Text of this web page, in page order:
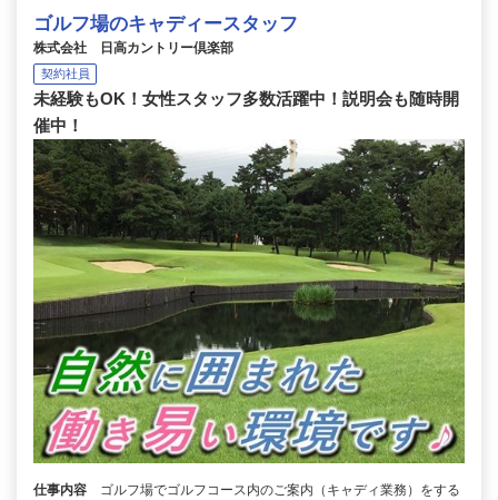
ゴルフ場のキャディースタッフ
株式会社 日高カントリー倶楽部
契約社員
未経験もOK！女性スタッフ多数活躍中！説明会も随時開
催中！
仕事内容
ゴルフ場でゴルフコース内のご案内（キャディ業務）をする